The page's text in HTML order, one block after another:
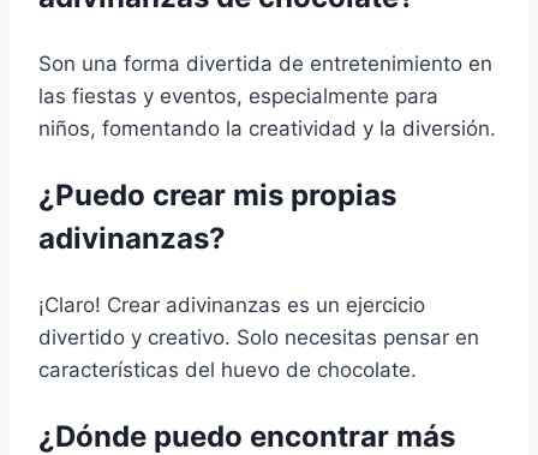
Son una forma divertida de entretenimiento en
las fiestas y eventos, especialmente para
niños, fomentando la creatividad y la diversión.
¿Puedo crear mis propias
adivinanzas?
¡Claro! Crear adivinanzas es un ejercicio
divertido y creativo. Solo necesitas pensar en
características del huevo de chocolate.
¿Dónde puedo encontrar más